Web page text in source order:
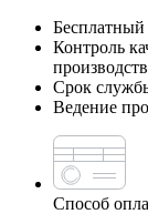
Бесплатный
Контроль
Срок
Ведение
Способ